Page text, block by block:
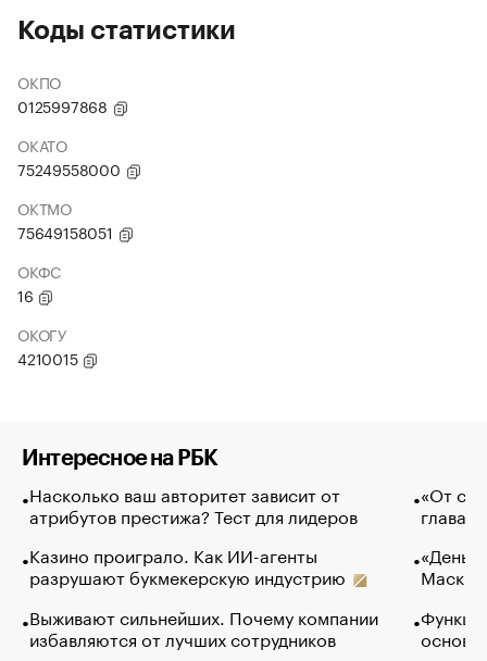
Коды статистики
ОКПО
0125997868
ОКАТО
75249558000
ОКТМО
75649158051
ОКФС
16
ОКОГУ
4210015
Интересное на РБК
Насколько ваш авторитет зависит от
атрибутов престижа? Тест для лидеров
Казино проиграло. Как ИИ-агенты
разрушают букмекерскую индустрию
Выживают сильнейших. Почему компании
избавляются от лучших сотрудников
«От
глава
Маск в
основ